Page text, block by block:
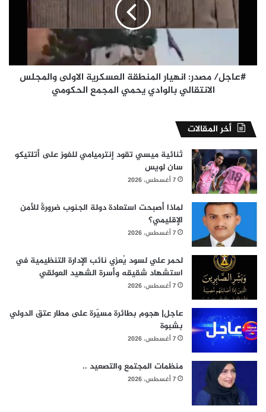
العسكرية
الاولى
بالوادي
يحمي#عاجل/ مصدر: انهيار المنطقة العسكرية الاولى والمجلس
الانتقالي بالوادي يحمي المجمع الحكومي
أخر المقالات
ثنائية ميسي تقود إنترميامي للفوز على أتلتيكو
سان لويس
7 أغسطس، 2026
لماذا أصبحت استعادة دولة الجنوب ضرورةً للأمن
الإقليمي؟
7 أغسطس، 2026
لحمر علي لسود يُعزي نائب الإدارة التنظيمية في
استشهاد شقيقه وأسرة الشهيد العولقي
7 أغسطس، 2026
عاجل| هجوم بطائرة مسيّرة على مطار عتق الدولي
بشبوة
7 أغسطس، 2026
منظمات المجتمع والتصعيد ..
7 أغسطس، 2026